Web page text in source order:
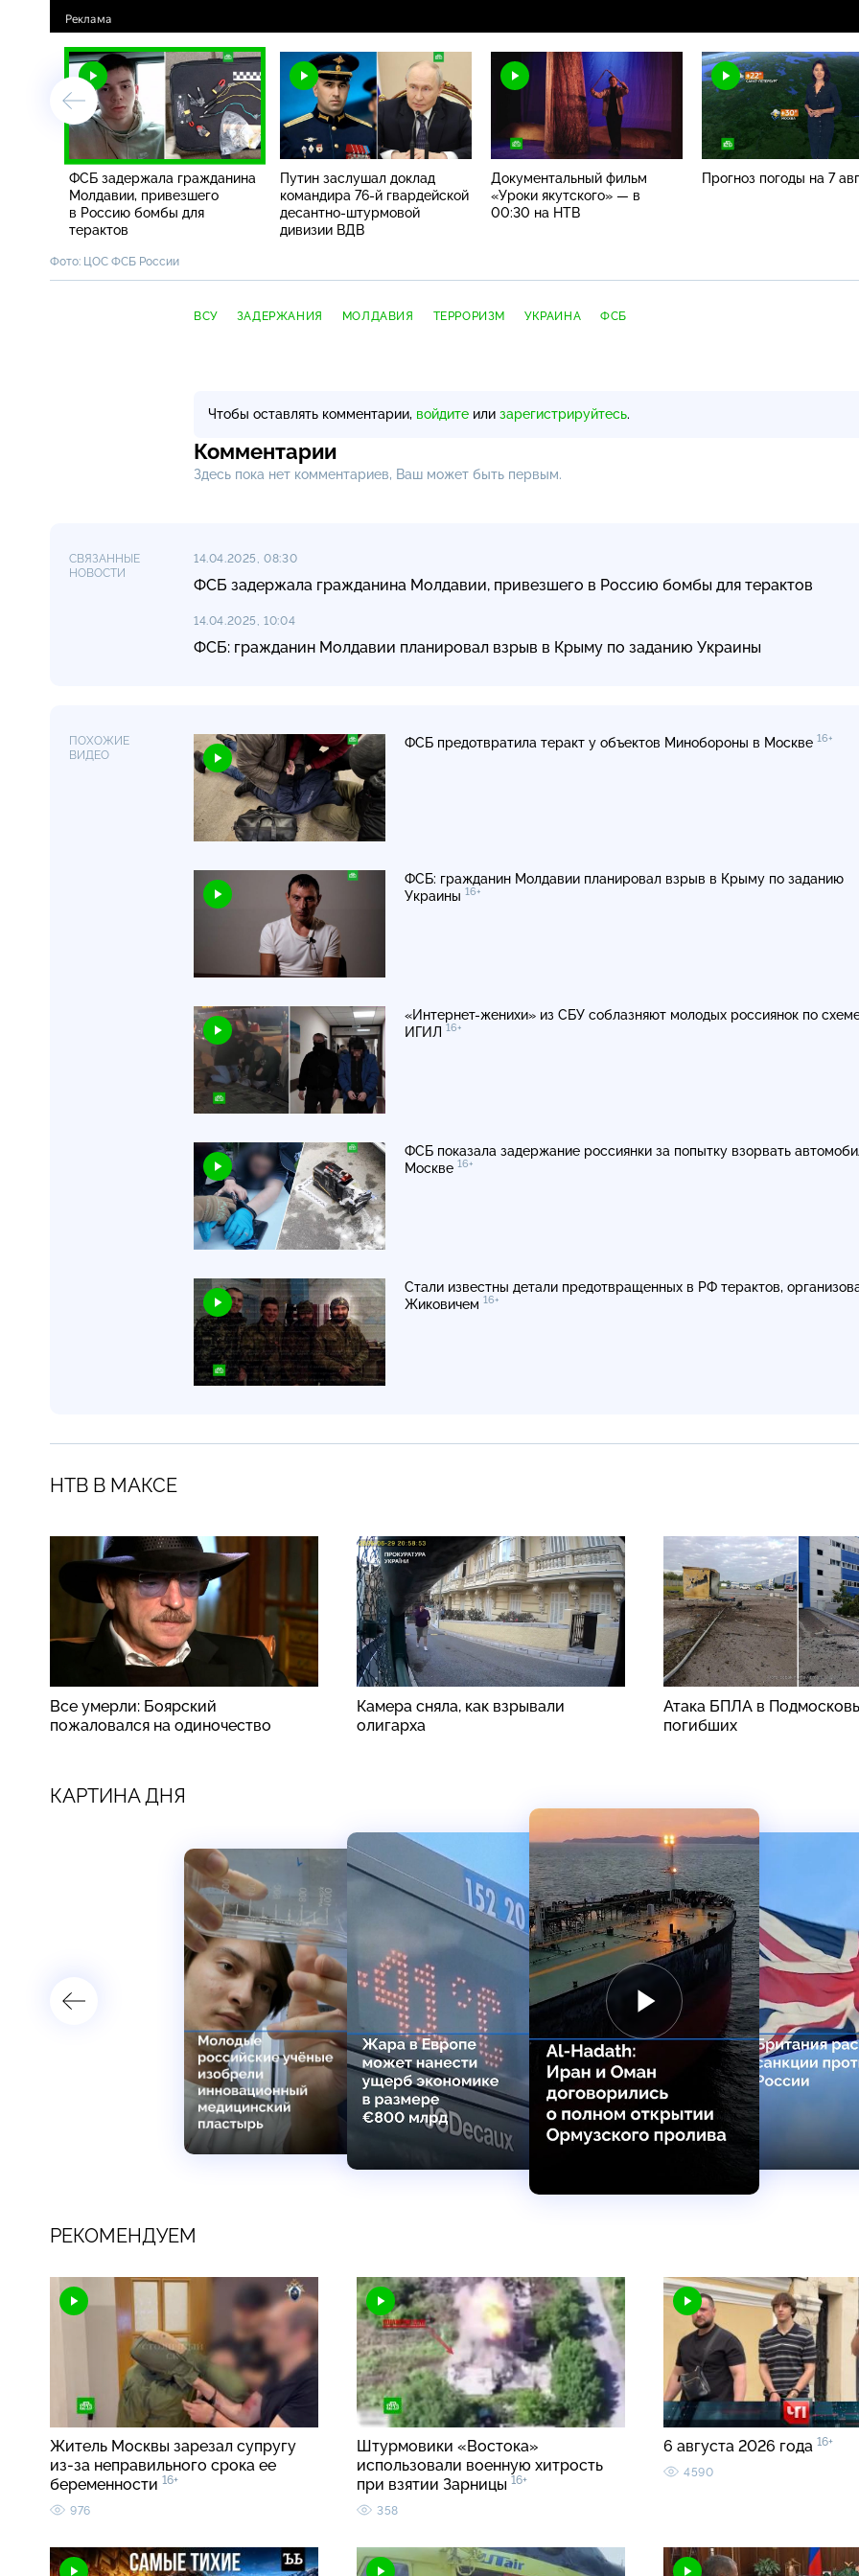
ФСБ задержала гражданина
Молдавии, привезшего
в Россию бомбы для
терактов
Путин заслушал доклад
командира 76-й гвардейской
десантно-штурмовой
дивизии ВДВ
Документальный фильм
«Уроки якутского» — в
00:30 на НТВ
Прогноз погоды на 7
Фото: ЦОС ФСБ России
ВСУ ЗАДЕРЖАНИЯ МОЛДАВИЯ ТЕРРОРИЗМ УКРАИНА ФСБ
Чтобы оставлять комментарии, войдите или зарегистрируйтесь.
Комментарии
Здесь пока нет комментариев, Ваш может быть первым.
СВЯЗАННЫЕ
НОВОСТИ
14.04.2025, 08:30
ФСБ задержала гражданина Молдавии, привезшего в Россию бомбы для терактов
14.04.2025, 10:04
ФСБ: гражданин Молдавии планировал взрыв в Крыму по заданию Украины
ПОХОЖИЕ
ВИДЕО
ФСБ предотвратила теракт у объектов Минобороны в Москве 16+
ФСБ: гражданин Молдавии планировал взрыв в Крыму по заданию
Украины 16+
«Интернет-женихи» из СБУ соблазняют молодых россиянок по
ИГИЛ 16+
ФСБ показала задержание россиянки за попытку взорвать
Москве 16+
Стали известны детали предотвращенных в РФ терактов,
Жиковичем 16+
НТВ В МАКСЕ
Все умерли: Боярский
пожаловался на одиночество
Камера сняла, как взрывали
олигарха
Атака БПЛА в
погибших
КАРТИНА ДНЯ
РЕКОМЕНДУЕМ
Житель Москвы зарезал супругу
из-за неправильного срока ее
беременности 16+
976
Штурмовики «Востока»
использовали военную хитрость
при взятии Зарницы 16+
358
6 августа 2026 года 16+
4590